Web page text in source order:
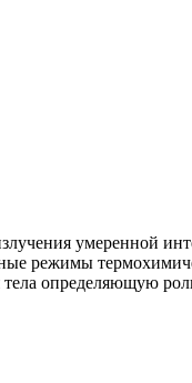
умеренной
режимы
определяющую